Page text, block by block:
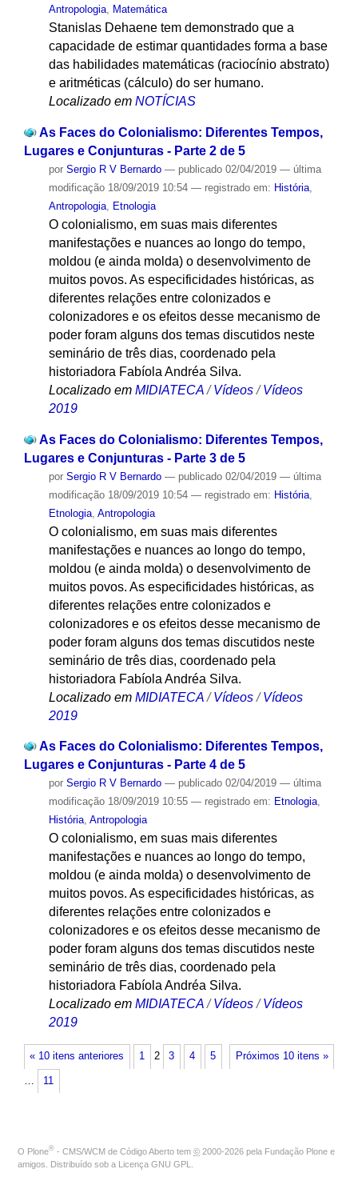
Antropologia, Matemática
Stanislas Dehaene tem demonstrado que a
capacidade de estimar quantidades forma a base
das habilidades matemáticas (raciocínio abstrato)
e aritméticas (cálculo) do ser humano.
Localizado em NOTÍCIAS
As Faces do Colonialismo: Diferentes Tempos,
Lugares e Conjunturas - Parte 2 de 5
por Sergio R V Bernardo — publicado02/04/2019 — última
modificação18/09/2019 10:54 — registrado em: História,
Antropologia, Etnologia
O colonialismo, em suas mais diferentes
manifestações e nuances ao longo do tempo,
moldou (e ainda molda) o desenvolvimento de
muitos povos. As especificidades históricas, as
diferentes relações entre colonizados e
colonizadores e os efeitos desse mecanismo de
poder foram alguns dos temas discutidos neste
seminário de três dias, coordenado pela
historiadora Fabíola Andréa Silva.
Localizado em MIDIATECA /Vídeos /Vídeos
2019
As Faces do Colonialismo: Diferentes Tempos,
Lugares e Conjunturas - Parte 3 de 5
por Sergio R V Bernardo — publicado02/04/2019 — última
modificação18/09/2019 10:54 — registrado em: História,
Etnologia, Antropologia
O colonialismo, em suas mais diferentes
manifestações e nuances ao longo do tempo,
moldou (e ainda molda) o desenvolvimento de
muitos povos. As especificidades históricas, as
diferentes relações entre colonizados e
colonizadores e os efeitos desse mecanismo de
poder foram alguns dos temas discutidos neste
seminário de três dias, coordenado pela
historiadora Fabíola Andréa Silva.
Localizado em MIDIATECA /Vídeos /Vídeos
2019
As Faces do Colonialismo: Diferentes Tempos,
Lugares e Conjunturas - Parte 4 de 5
por Sergio R V Bernardo — publicado02/04/2019 — última
modificação18/09/2019 10:55 — registrado em: Etnologia,
História, Antropologia
O colonialismo, em suas mais diferentes
manifestações e nuances ao longo do tempo,
moldou (e ainda molda) o desenvolvimento de
muitos povos. As especificidades históricas, as
diferentes relações entre colonizados e
colonizadores e os efeitos desse mecanismo de
poder foram alguns dos temas discutidos neste
seminário de três dias, coordenado pela
historiadora Fabíola Andréa Silva.
Localizado em MIDIATECA /Vídeos /Vídeos
2019
« 10 itens anteriores Próximos 10 itens »
1 2 3 4 5
… 11
O Plone® - CMS/WCM de Código Aberto tem © 2000-2026 pela Fundação Plone e
amigos. Distribuído sob a Licença GNU GPL